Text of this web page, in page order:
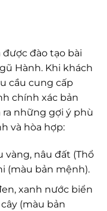
đào tạo bài
Hành. Khi khách
cầu cung cấp
chính xác bản
ra những gợi ý phù
và hòa hợp:
nâu đất (Thổ
(màu bản mệnh).
xanh nước biển
(màu bản